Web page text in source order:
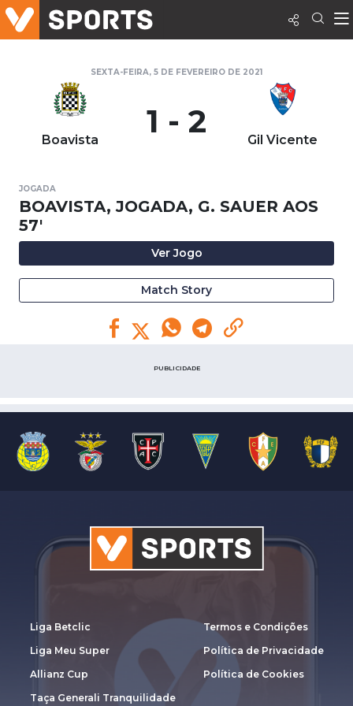
SEXTA-FEIRA, 5 DE FEVEREIRO DE 2021
Boavista 1 - 2 Gil Vicente
JOGADA
BOAVISTA, JOGADA, G. SAUER AOS
57'
Ver Jogo
Match Story
PUBLICIDADE
Liga Betclic
Liga Meu Super
Allianz Cup
Taça Generali Tranquilidade
Termos e Condições
Política de Privacidade
Política de Cookies